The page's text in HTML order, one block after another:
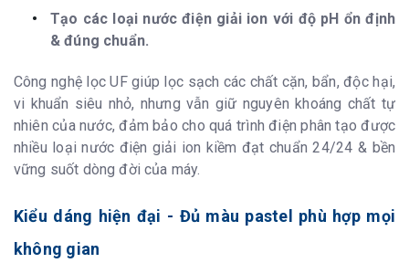
Tạo các loại nước điện giải ion với độ pH ổn định
& đúng chuẩn.
Công nghệ lọc UF giúp lọc sạch các chất cặn, bẩn, độc hại,
vi khuẩn siêu nhỏ, nhưng vẫn giữ nguyên khoáng chất tự
nhiên của nước, đảm bảo cho quá trình điện phân tạo được
nhiều loại nước điện giải ion kiềm đạt chuẩn 24/24 & bền
vững suốt dòng đời của máy.
Kiểu dáng hiện đại - Đủ màu pastel phù hợp mọi
không gian